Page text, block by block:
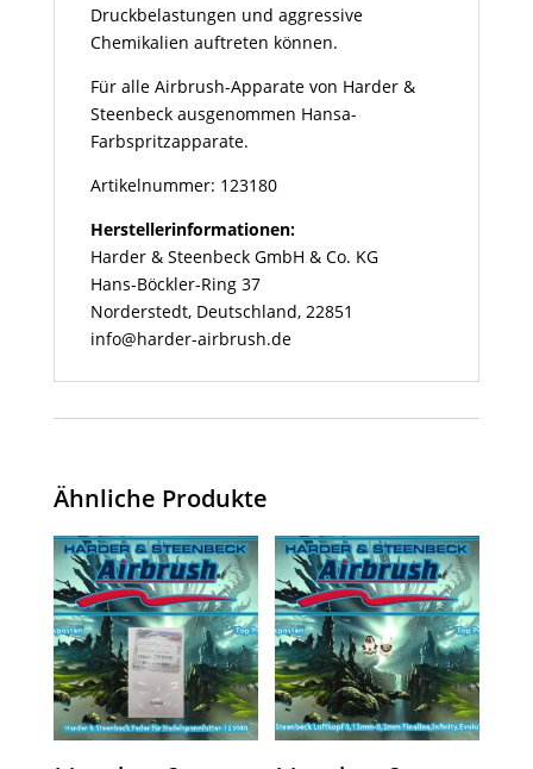
Druckbelastungen und aggressive
Chemikalien auftreten können.
Für alle Airbrush-Apparate von Harder &
Steenbeck ausgenommen Hansa-
Farbspritzapparate.
Artikelnummer: 123180
Herstellerinformationen:
Harder & Steenbeck GmbH & Co. KG
Hans-Böckler-Ring 37
Norderstedt, Deutschland, 22851
info@harder-airbrush.de
Ähnliche Produkte